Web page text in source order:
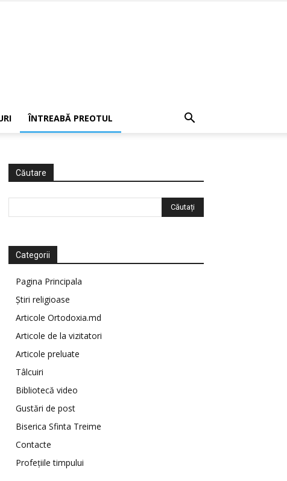
ÎNTREABĂ PREOTUL
Căutare
Categorii
Pagina Principala
Știri religioase
Articole Ortodoxia.md
Articole de la vizitatori
Articole preluate
Tâlcuiri
Bibliotecă video
Gustări de post
Biserica Sfinta Treime
Contacte
Profețiile timpului